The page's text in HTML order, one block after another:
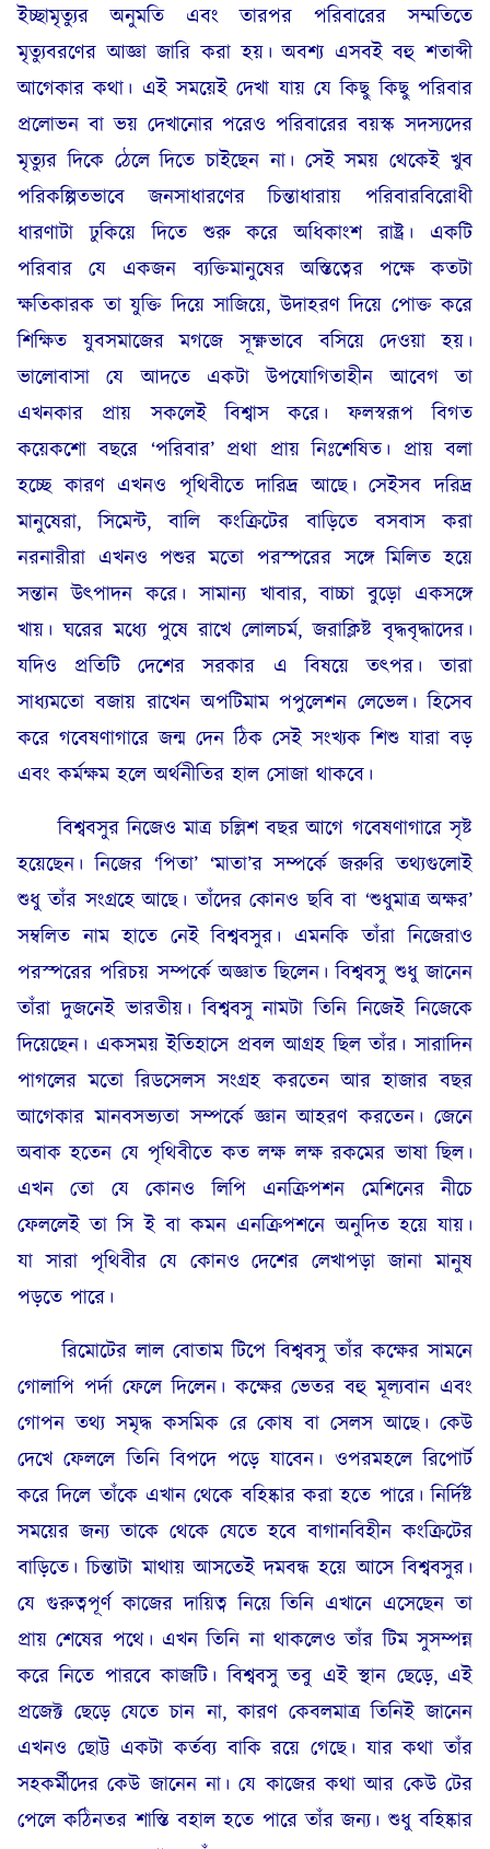
ইচ্ছামৃত্যুর অনুমতি এবং তারপর পরিবারের সম্মতিতে
মৃত্যুবরণের আজ্ঞা জারি করা হয়। অবশ্য এসবই বহু শতাব্দী
আগেকার কথা। এই সময়েই দেখা যায় যে কিছু কিছু পরিবার
প্রলোভন বা ভয় দেখানোর পরেও পরিবারের বয়স্ক সদস্যদের
মৃত্যুর দিকে ঠেলে দিতে চাইছেন না। সেই সময় থেকেই খুব
পরিকল্পিতভাবে জনসাধারণের চিন্তাধারায় পরিবারবিরোধী
ধারণাটা ঢুকিয়ে দিতে শুরু করে অধিকাংশ রাষ্ট্র। একটি
পরিবার যে একজন ব্যক্তিমানুষের অস্তিত্বের পক্ষে কতটা
ক্ষতিকারক তা যুক্তি দিয়ে সাজিয়ে, উদাহরণ দিয়ে পোক্ত করে
শিক্ষিত যুবসমাজের মগজে সূক্ষ্ণভাবে বসিয়ে দেওয়া হয়।
ভালোবাসা যে আদতে একটা উপযোগিতাহীন আবেগ তা
এখনকার প্রায় সকলেই বিশ্বাস করে। ফলস্বরূপ বিগত
কয়েকশো বছরে ‘পরিবার’ প্রথা প্রায় নিঃশেষিত। প্রায় বলা
হচ্ছে কারণ এখনও পৃথিবীতে দারিদ্র আছে। সেইসব দরিদ্র
মানুষেরা, সিমেন্ট, বালি কংক্রিটের বাড়িতে বসবাস করা
নরনারীরা এখনও পশুর মতো পরস্পরের সঙ্গে মিলিত হয়ে
সন্তান উৎপাদন করে। সামান্য খাবার, বাচ্চা বুড়ো একসঙ্গে
খায়। ঘরের মধ্যে পুষে রাখে লোলচর্ম, জরাক্লিষ্ট বৃদ্ধবৃদ্ধাদের।
যদিও প্রতিটি দেশের সরকার এ বিষয়ে তৎপর। তারা
সাধ্যমতো বজায় রাখেন অপটিমাম পপুলেশন লেভেল। হিসেব
করে গবেষণাগারে জন্ম দেন ঠিক সেই সংখ্যক শিশু যারা বড়
এবং কর্মক্ষম হলে অর্থনীতির হাল সোজা থাকবে।
বিশ্ববসুর নিজেও মাত্র চল্লিশ বছর আগে গবেষণাগারে সৃষ্ট
হয়েছেন। নিজের ‘পিতা’ ‘মাতা’র সম্পর্কে জরুরি তথ্যগুলোই
শুধু তাঁর সংগ্রহে আছে। তাঁদের কোনও ছবি বা ‘শুধুমাত্র অক্ষর’
সম্বলিত নাম হাতে নেই বিশ্ববসুর। এমনকি তাঁরা নিজেরাও
পরস্পরের পরিচয় সম্পর্কে অজ্ঞাত ছিলেন। বিশ্ববসু শুধু জানেন
তাঁরা দুজনেই ভারতীয়। বিশ্ববসু নামটা তিনি নিজেই নিজেকে
দিয়েছেন। একসময় ইতিহাসে প্রবল আগ্রহ ছিল তাঁর। সারাদিন
পাগলের মতো রিডসেলস সংগ্রহ করতেন আর হাজার বছর
আগেকার মানবসভ্যতা সম্পর্কে জ্ঞান আহরণ করতেন। জেনে
অবাক হতেন যে পৃথিবীতে কত লক্ষ লক্ষ রকমের ভাষা ছিল।
এখন তো যে কোনও লিপি এনক্রিপশন মেশিনের নীচে
ফেললেই তা সি ই বা কমন এনক্রিপশনে অনুদিত হয়ে যায়।
যা সারা পৃথিবীর যে কোনও দেশের লেখাপড়া জানা মানুষ
পড়তে পারে।
রিমোটের লাল বোতাম টিপে বিশ্ববসু তাঁর কক্ষের সামনে
গোলাপি পর্দা ফেলে দিলেন। কক্ষের ভেতর বহু মূল্যবান এবং
গোপন তথ্য সমৃদ্ধ কসমিক রে কোষ বা সেলস আছে। কেউ
দেখে ফেললে তিনি বিপদে পড়ে যাবেন। ওপরমহলে রিপোর্ট
করে দিলে তাঁকে এখান থেকে বহিষ্কার করা হতে পারে। নির্দিষ্ট
সময়ের জন্য তাকে থেকে যেতে হবে বাগানবিহীন কংক্রিটের
বাড়িতে। চিন্তাটা মাথায় আসতেই দমবন্ধ হয়ে আসে বিশ্ববসুর।
যে গুরুত্বপূর্ণ কাজের দায়িত্ব নিয়ে তিনি এখানে এসেছেন তা
প্রায় শেষের পথে। এখন তিনি না থাকলেও তাঁর টিম সুসম্পন্ন
করে নিতে পারবে কাজটি। বিশ্ববসু তবু এই স্থান ছেড়ে, এই
প্রজেক্ট ছেড়ে যেতে চান না, কারণ কেবলমাত্র তিনিই জানেন
এখনও ছোট্ট একটা কর্তব্য বাকি রয়ে গেছে। যার কথা তাঁর
সহকর্মীদের কেউ জানেন না। যে কাজের কথা আর কেউ টের
পেলে কঠিনতর শাস্তি বহাল হতে পারে তাঁর জন্য। শুধু বহিষ্কার